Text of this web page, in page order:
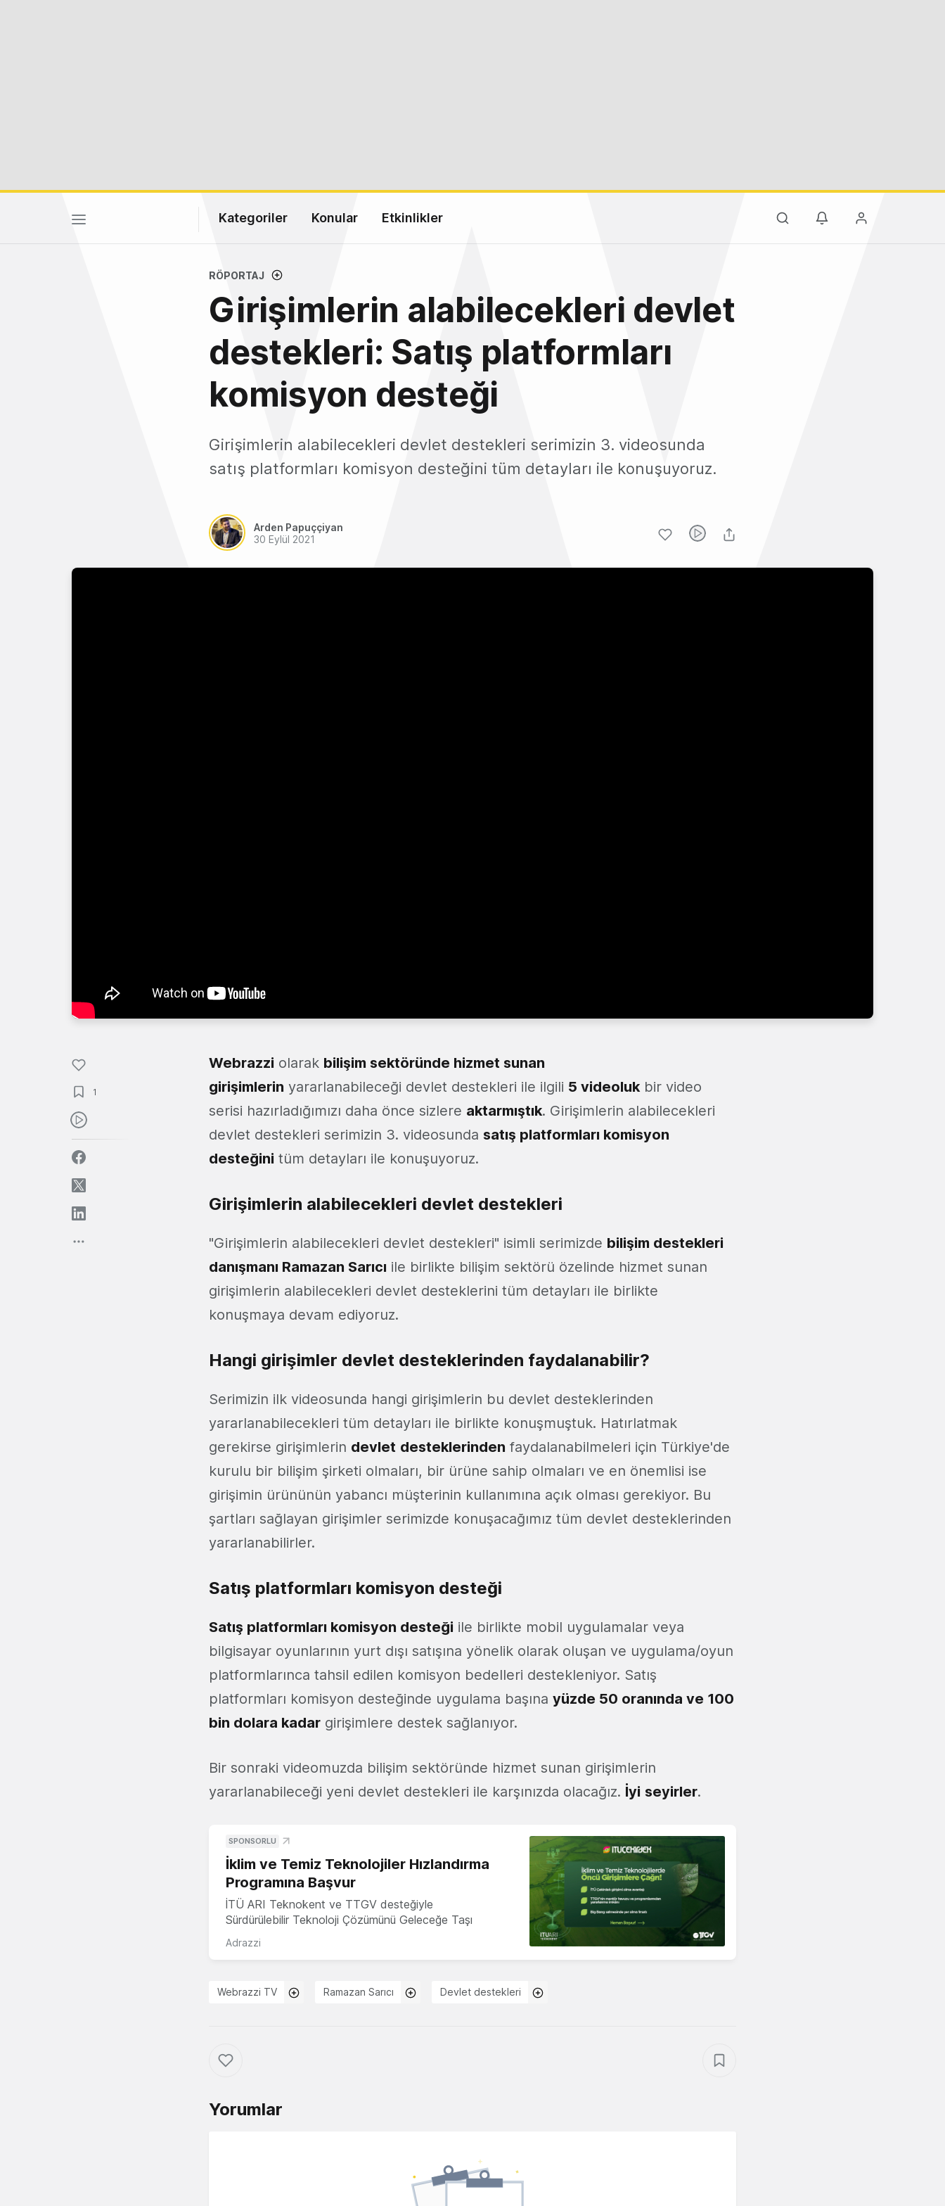
Kategoriler Konular Etkinlikler
RÖPORTAJ
Girişimlerin alabilecekleri devlet
destekleri: Satış platformları
komisyon desteği
Girişimlerin alabilecekleri devlet destekleri serimizin 3. videosunda
satış platformları komisyon desteğini tüm detayları ile konuşuyoruz.
Arden Papuççiyan
30 Eylül 2021
1
Webrazzi olarak bilişim sektöründe hizmet sunan
girişimlerin yararlanabileceği devlet destekleri ile ilgili 5 videolukbir video
serisi hazırladığımızı daha önce sizlere aktarmıştık. Girişimlerin alabilecekleri
devlet destekleri serimizin 3. videosunda satış platformları komisyon
desteğini tüm detayları ile konuşuyoruz.
Girişimlerin alabilecekleri devlet destekleri
"Girişimlerin alabilecekleri devlet destekleri" isimli serimizde bilişim destekleri
danışmanı Ramazan Sarıcı ile birlikte bilişim sektörü özelinde hizmet sunan
girişimlerin alabilecekleri devlet desteklerini tüm detayları ile birlikte
konuşmaya devam ediyoruz.
Hangi girişimler devlet desteklerinden faydalanabilir?
Serimizin ilk videosunda hangi girişimlerin bu devlet desteklerinden
yararlanabilecekleri tüm detayları ile birlikte konuşmuştuk. Hatırlatmak
gerekirse girişimlerin devlet desteklerinden faydalanabilmeleri için Türkiye'de
kurulu bir bilişim şirketi olmaları, bir ürüne sahip olmaları ve en önemlisi ise
girişimin ürününün yabancı müşterinin kullanımına açık olması gerekiyor. Bu
şartları sağlayan girişimler serimizde konuşacağımız tüm devlet desteklerinden
yararlanabilirler.
Satış platformları komisyon desteği
Satış platformları komisyon desteği ile birlikte mobil uygulamalar veya
bilgisayar oyunlarının yurt dışı satışına yönelik olarak oluşan ve uygulama/oyun
platformlarınca tahsil edilen komisyon bedelleri destekleniyor. Satış
platformları komisyon desteğinde uygulama başına yüzde 50 oranında ve 100
bin dolara kadar girişimlere destek sağlanıyor.
Bir sonraki videomuzda bilişim sektöründe hizmet sunan girişimlerin
yararlanabileceği yeni devlet destekleri ile karşınızda olacağız. İyi seyirler.
SPONSORLU
İklim ve Temiz Teknolojiler Hızlandırma
Programına Başvur
İTÜ ARI Teknokent ve TTGV desteğiyle
Sürdürülebilir Teknoloji Çözümünü Geleceğe Taşı
Adrazzi
Webrazzi TV Ramazan Sarıcı Devlet destekleri
Yorumlar